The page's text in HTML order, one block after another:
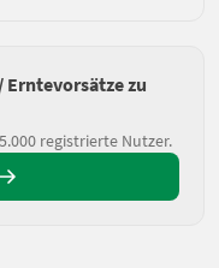
Erntevorsätze zu
registrierte Nutzer.